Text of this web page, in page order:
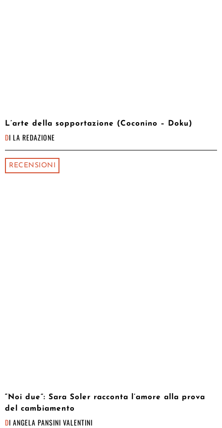
L’arte della sopportazione (Coconino – Doku)
DI LA REDAZIONE
RECENSIONI
“Noi due”: Sara Soler racconta l’amore alla prova
del cambiamento
DI ANGELA PANSINI VALENTINI